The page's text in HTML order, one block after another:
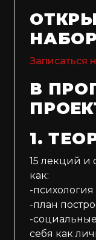
Записаться
В
1.
15 лекций и
как:
-
-план
-
себя как